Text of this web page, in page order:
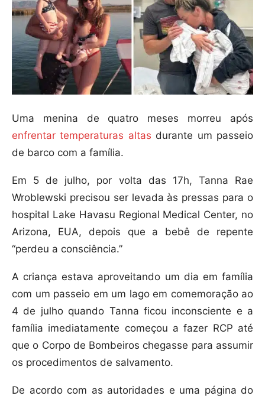
Uma menina de quatro meses morreu após
enfrentar temperaturas altas durante um passeio
de barco com a família.
Em 5 de julho, por volta das 17h, Tanna Rae
Wroblewski precisou ser levada às pressas para o
hospital Lake Havasu Regional Medical Center, no
Arizona, EUA, depois que a bebê de repente
“perdeu a consciência.”
A criança estava aproveitando um dia em família
com um passeio em um lago em comemoração ao
4 de julho quando Tanna ficou inconsciente e a
família imediatamente começou a fazer RCP até
que o Corpo de Bombeiros chegasse para assumir
os procedimentos de salvamento.
De acordo com as autoridades e uma página do